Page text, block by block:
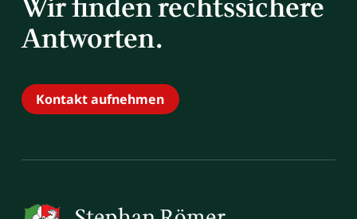
Wir finden rechtssichere
Antworten.
Kontakt aufnehmen